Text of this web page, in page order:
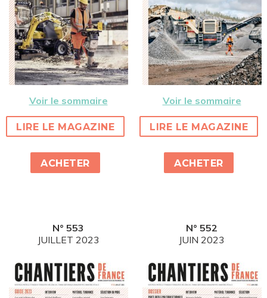
Voir le sommaire
LIRE LE MAGAZINE
ACHETER
Voir le sommaire
LIRE LE MAGAZINE
ACHETER
N° 553
JUILLET 2023
N° 552
JUIN 2023